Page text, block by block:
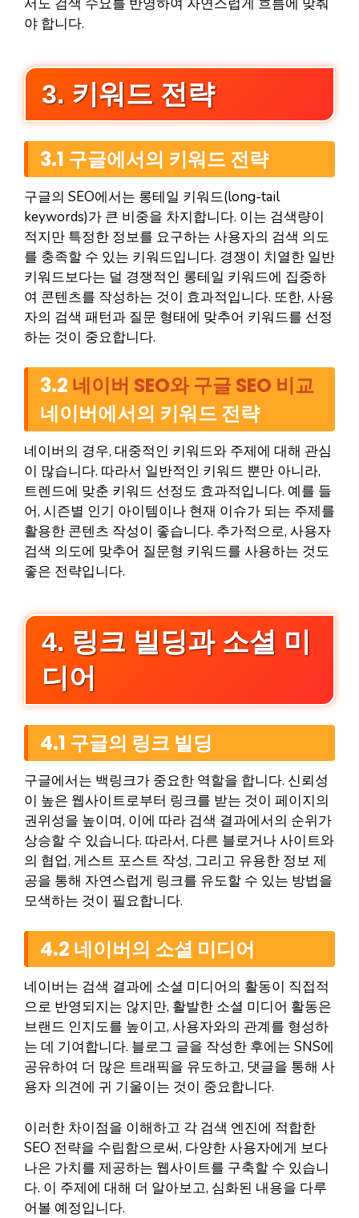
서도 검색 수요를 반영하여 자연스럽게 흐름에 맞춰
야 합니다.
3. 키워드 전략
3.1 구글에서의 키워드 전략
구글의 SEO에서는 롱테일 키워드(long-tail
keywords)가 큰 비중을 차지합니다. 이는 검색량이
적지만 특정한 정보를 요구하는 사용자의 검색 의도
를 충족할 수 있는 키워드입니다. 경쟁이 치열한 일반
키워드보다는 덜 경쟁적인 롱테일 키워드에 집중하
여 콘텐츠를 작성하는 것이 효과적입니다. 또한, 사용
자의 검색 패턴과 질문 형태에 맞추어 키워드를 선정
하는 것이 중요합니다.
3.2 네이버 SEO와 구글 SEO 비교
네이버에서의 키워드 전략
네이버의 경우, 대중적인 키워드와 주제에 대해 관심
이 많습니다. 따라서 일반적인 키워드 뿐만 아니라,
트렌드에 맞춘 키워드 선정도 효과적입니다. 예를 들
어, 시즌별 인기 아이템이나 현재 이슈가 되는 주제를
활용한 콘텐츠 작성이 좋습니다. 추가적으로, 사용자
검색 의도에 맞추어 질문형 키워드를 사용하는 것도
좋은 전략입니다.
4. 링크 빌딩과 소셜 미
디어
4.1 구글의 링크 빌딩
구글에서는 백링크가 중요한 역할을 합니다. 신뢰성
이 높은 웹사이트로부터 링크를 받는 것이 페이지의
권위성을 높이며, 이에 따라 검색 결과에서의 순위가
상승할 수 있습니다. 따라서, 다른 블로거나 사이트와
의 협업, 게스트 포스트 작성, 그리고 유용한 정보 제
공을 통해 자연스럽게 링크를 유도할 수 있는 방법을
모색하는 것이 필요합니다.
4.2 네이버의 소셜 미디어
네이버는 검색 결과에 소셜 미디어의 활동이 직접적
으로 반영되지는 않지만, 활발한 소셜 미디어 활동은
브랜드 인지도를 높이고, 사용자와의 관계를 형성하
는 데 기여합니다. 블로그 글을 작성한 후에는 SNS에
공유하여 더 많은 트래픽을 유도하고, 댓글을 통해 사
용자 의견에 귀 기울이는 것이 중요합니다.
이러한 차이점을 이해하고 각 검색 엔진에 적합한
SEO 전략을 수립함으로써, 다양한 사용자에게 보다
나은 가치를 제공하는 웹사이트를 구축할 수 있습니
다. 이 주제에 대해 더 알아보고, 심화된 내용을 다루
어볼 예정입니다.